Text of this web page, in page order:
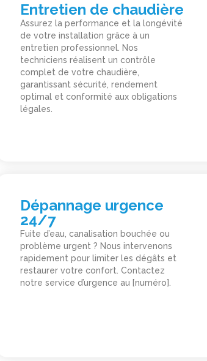
Entretien de chaudière
Assurez la performance et la longévité
de votre installation grâce à un
entretien professionnel. Nos
techniciens réalisent un contrôle
complet de votre chaudière,
garantissant sécurité, rendement
optimal et conformité aux obligations
légales.
Dépannage urgence
24/7
Fuite d’eau, canalisation bouchée ou
problème urgent ? Nous intervenons
rapidement pour limiter les dégâts et
restaurer votre confort. Contactez
notre service d’urgence au [numéro].